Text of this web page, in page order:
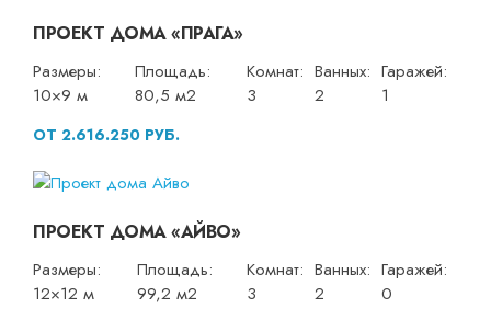
ПРОЕКТ ДОМА «ПРАГА»
Размеры:
10×9 м
Площадь:
80,5 м2
Комнат:
3
Ванных:
2
Гаражей:
1
ОТ 2.616.250 РУБ.
ПРОЕКТ ДОМА «АЙВО»
Размеры:
12×12 м
Площадь:
99,2 м2
Комнат:
3
Ванных:
2
Гаражей:
0